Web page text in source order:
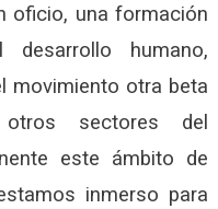
oficio, una formación
humano,
movimiento otra beta
sectores del
este ámbito de
inmerso para